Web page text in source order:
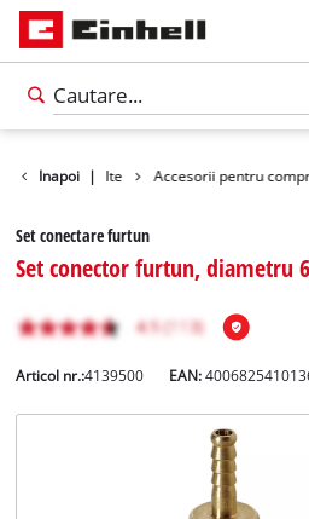
Inapoi |
masini unelte Accesorii pentru
Set conectare furtun
Set conector furtun, diametru
Articol nr.:4139500 EAN: